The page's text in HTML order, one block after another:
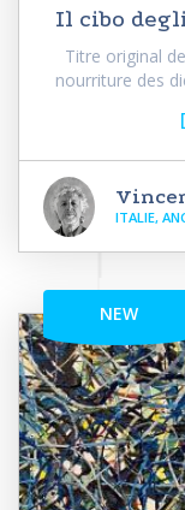
Il cibo
Titre original
nourriture des
ITALIE,
NEW